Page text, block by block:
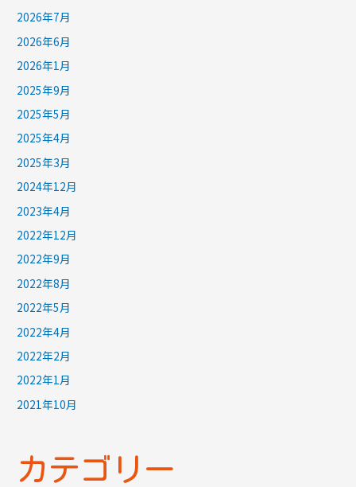
2026年7月
2026年6月
2026年1月
2025年9月
2025年5月
2025年4月
2025年3月
2024年12月
2023年4月
2022年12月
2022年9月
2022年8月
2022年5月
2022年4月
2022年2月
2022年1月
2021年10月
カテゴリー